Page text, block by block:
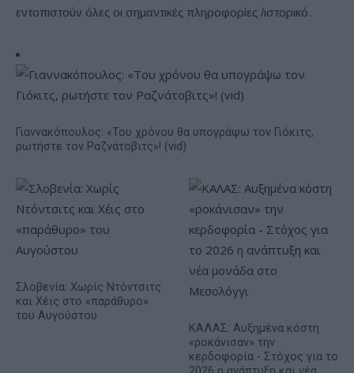
εντοπιστούν όλες οι σημαντικές πληροφορίες /ιστορικό.
Γιαννακόπουλος: «Του χρόνου θα υπογράψω τον Γιόκιτς,
ρωτήστε τον Ραζνάτοβιτς»! (vid)
Σλοβενία: Χωρίς Ντόντσιτς
και Χέις στο «παράθυρο»
του Αυγούστου
ΚΑΛΑΣ: Αυξημένα κόστη
«ροκάνισαν» την
κερδοφορία - Στόχος για το